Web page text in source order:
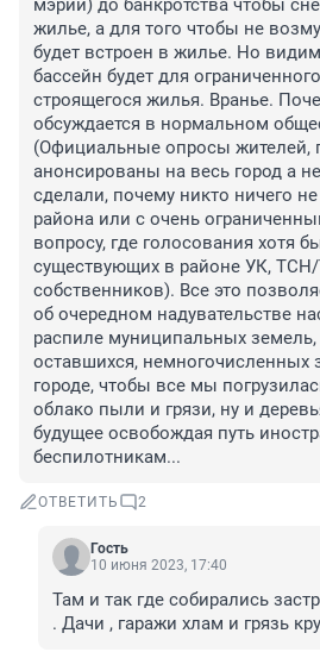
мэрии) до банкротства чтобы
жилье, а для того чтобы не
будет встроен в жилье. Но
бассейн будет для
строящегося жилья. Вранье.
обсуждается в нормальном
(Официальные опросы жителей,
анонсированы на весь город а
сделали, почему никто ничего
района или с очень
вопросу, где голосования хотя
существующих в районе УК,
собственников). Все это
об очередном надувательстве
распиле муниципальных
оставшихся, немногочисленных
городе, чтобы все мы
облако пыли и грязи, ну и
будущее освобождая путь
беспилотникам...
ОТВЕТИТЬ 2
Гость
10 июня 2023, 17:40
Там и так где собирались
. Дачи , гаражи хлам и грязь